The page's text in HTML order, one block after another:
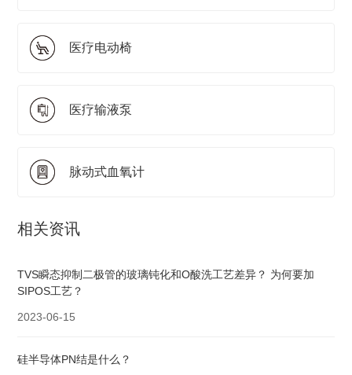
医疗电动椅
医疗输液泵
脉动式血氧计
相关资讯
TVS瞬态抑制二极管的玻璃钝化和O酸洗工艺差异？ 为何要加
SIPOS工艺？
2023-06-15
硅半导体PN结是什么？